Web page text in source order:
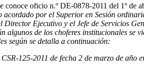
conoce oficio n.º DE-0878-2011 del 1º de
por el Superior en Sesión
Director Ejecutivo y el Jefe de Servicios
algunos de los choferes institucionales
según se detalla a continuación:
125-2011 de fecha 2 de marzo de